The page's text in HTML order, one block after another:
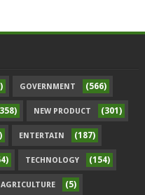
GOVERNMENT (566)
NEW PRODUCT (301)
ENTERTAIN (187)
TECHNOLOGY (154)
AGRICULTURE (5)